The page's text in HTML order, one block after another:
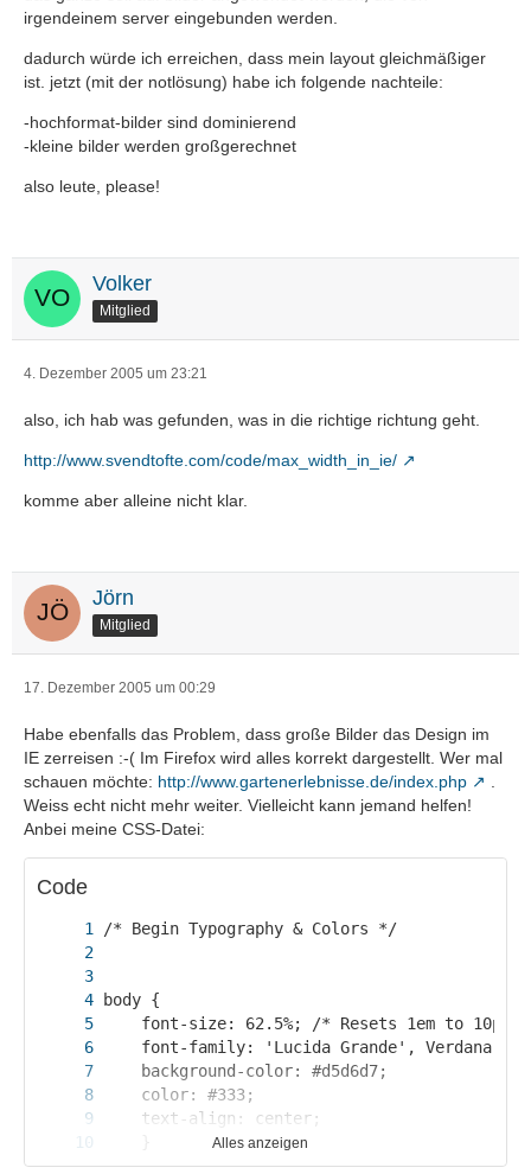
irgendeinem server eingebunden werden.
dadurch würde ich erreichen, dass mein layout gleichmäßiger
ist. jetzt (mit der notlösung) habe ich folgende nachteile:
-hochformat-bilder sind dominierend
-kleine bilder werden großgerechnet
also leute, please!
Volker
Mitglied
4. Dezember 2005 um 23:21
also, ich hab was gefunden, was in die richtige richtung geht.
http://www.svendtofte.com/code/max_width_in_ie/
komme aber alleine nicht klar.
Jörn
Mitglied
17. Dezember 2005 um 00:29
Habe ebenfalls das Problem, dass große Bilder das Design im
IE zerreisen :-( Im Firefox wird alles korrekt dargestellt. Wer mal
schauen möchte: http://www.gartenerlebnisse.de/index.php
.
Weiss echt nicht mehr weiter. Vielleicht kann jemand helfen!
Anbei meine CSS-Datei:
Code
Alles anzeigen